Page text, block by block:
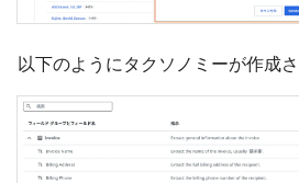
以下のようにタクソノミーが作成さ